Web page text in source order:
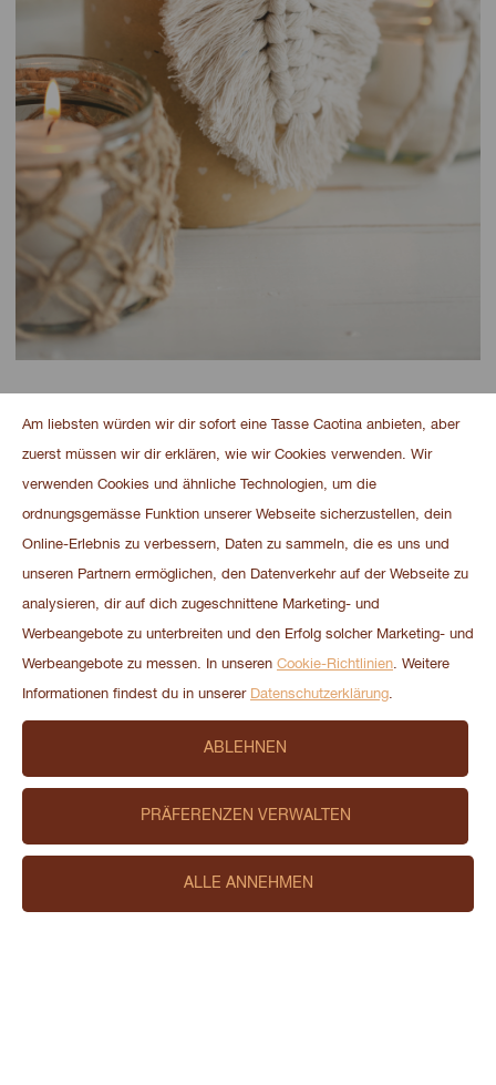
ZURÜCK
Weitere Blogartikel
Am liebsten würden wir dir sofort eine Tasse Caotina anbieten, aber
zuerst müssen wir dir erklären, wie wir Cookies verwenden. Wir
verwenden Cookies und ähnliche Technologien, um die
ordnungsgemässe Funktion unserer Webseite sicherzustellen, dein
Online-Erlebnis zu verbessern, Daten zu sammeln, die es uns und
unseren Partnern ermöglichen, den Datenverkehr auf der Webseite zu
analysieren, dir auf dich zugeschnittene Marketing- und
Werbeangebote zu unterbreiten und den Erfolg solcher Marketing- und
Werbeangebote zu messen. In unseren Cookie-Richtlinien. Weitere
Informationen findest du in unserer Datenschutzerklärung.
ABLEHNEN
PRÄFERENZEN VERWALTEN
ALLE ANNEHMEN